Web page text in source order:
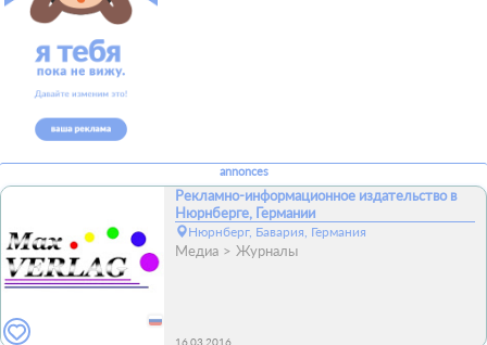
annonces
Рекламно-информационное издательство в
Нюрнберге, Германии
Нюрнберг, Бавария, Германия
Медиа Журналы
16.03.2016